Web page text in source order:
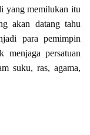
yang memilukan itu
akan datang tahu
para pemimpin
menjaga persatuan
suku, ras, agama,